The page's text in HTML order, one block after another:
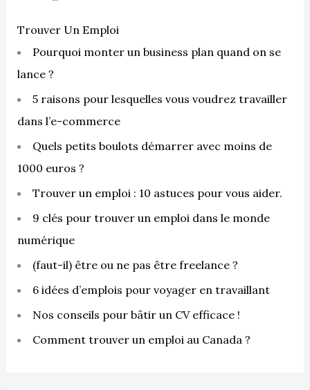
c
h
e
Trouver Un Emploi
Pourquoi monter un business plan quand on se
lance ?
5 raisons pour lesquelles vous voudrez travailler
dans l’e-commerce
Quels petits boulots démarrer avec moins de
1000 euros ?
Trouver un emploi : 10 astuces pour vous aider.
9 clés pour trouver un emploi dans le monde
numérique
(faut-il) être ou ne pas être freelance ?
6 idées d’emplois pour voyager en travaillant
Nos conseils pour bâtir un CV efficace !
Comment trouver un emploi au Canada ?